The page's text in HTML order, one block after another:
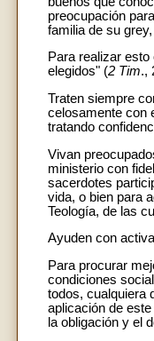
preocupación
familia de su
Para realizar
elegidos" (2 Tim.,
Traten siempre
celosamente con
tratando
Vivan
ministerio con
sacerdotes
vida, o bien para
Teología, de las
Ayuden con
Para procurar
condiciones
todos, cualquiera
aplicación de
la obligación y el